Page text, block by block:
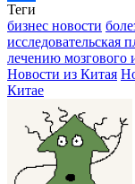
Отправить
Теги
бизнес новости
исследовательская
лечению мозгового
Новости из Китая
Китае